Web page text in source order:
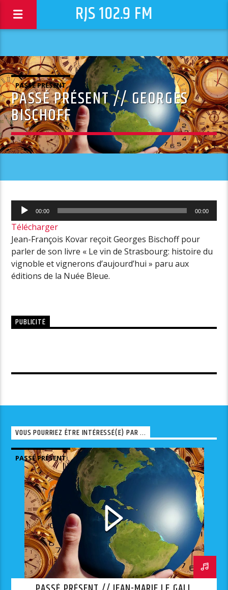
RJS 102.9 FM
PASSÉ PRÉSENT
PASSÉ PRÉSENT // GEORGES
BISCHOFF
Lecteur
audio
00:00 00:00
Télécharger
Jean-François Kovar reçoit Georges Bischoff pour
parler de son livre « Le vin de Strasbourg: histoire du
vignoble et vignerons d’aujourd’hui » paru aux
éditions de la Nuée Bleue.
PUBLICITÉ
VOUS POURRIEZ ÊTRE INTÉRESSÉ(E) PAR ...
PASSÉ PRÉSENT